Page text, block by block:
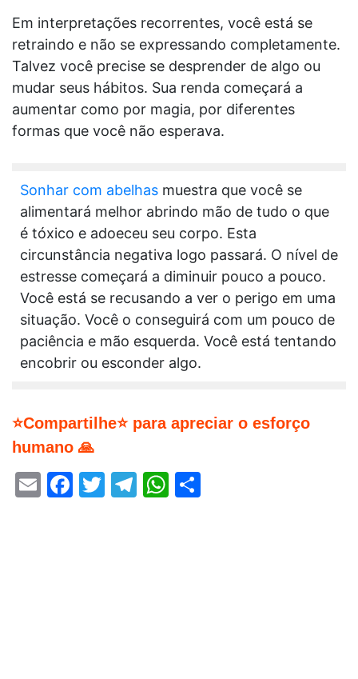
Em interpretações recorrentes, você está se
retraindo e não se expressando completamente.
Talvez você precise se desprender de algo ou
mudar seus hábitos. Sua renda começará a
aumentar como por magia, por diferentes
formas que você não esperava.
Sonhar com abelhas muestra que você se
alimentará melhor abrindo mão de tudo o que
é tóxico e adoeceu seu corpo. Esta
circunstância negativa logo passará. O nível de
estresse começará a diminuir pouco a pouco.
Você está se recusando a ver o perigo em uma
situação. Você o conseguirá com um pouco de
paciência e mão esquerda. Você está tentando
encobrir ou esconder algo.
⭐Compartilhe⭐ para apreciar o esforço
humano 🙏
EmailFacebook
Twitter
Telegram
WhatsApp